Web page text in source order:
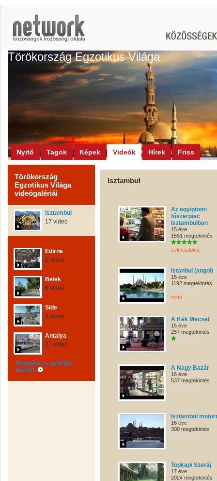
Törökország Egzotikus Világa
Nyitó Tagok Képek Videók Hírek Friss
Törökország
Egzotikus Világa
videógalériái
Isztambul
17 videó
Edirne
1 videó
Belek
6 videó
Side
3 videó
Antalya
21 videó
Böngéssz a galériák
között!
Isztambul
Az egyiptomi
fűszerpiac
Isztambulban
15 éve
1551 megtekintés
zelmejaldina
Istanbul (angol)
15 éve
1192 megtekintés
mimi
A Kék Mecset
15 éve
257 megtekintés
A Nagy Bazár
16 éve
537 megtekintés
Isztambul
16 éve
300 megtekintés
Topkapi Szeráj
17 éve
2024 megtekintés